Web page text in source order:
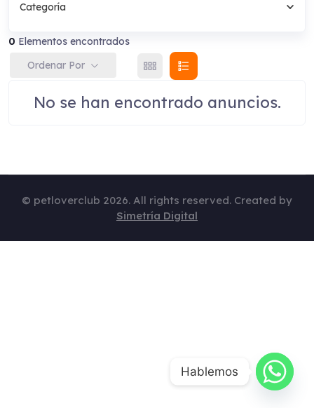
Categoría
0 Elementos encontrados
Ordenar Por
No se han encontrado anuncios.
© petloverclub 2026. All rights reserved. Created by
Simetría Digital
Hablemos